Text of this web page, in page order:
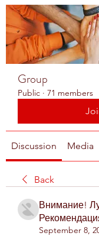
Group
Public · 71 members
Discussion Media
Back
Внимание!
September 8,